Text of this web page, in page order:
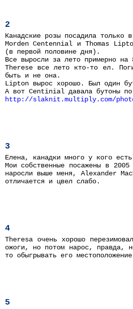
2
Канадские розы посадила только
Morden Centennial и Thomas
(в первой половине дня).
Все выросли за лето примерно на
Therese все лето кто-то ел.
быть и не она.
Lipton вырос хорошо. Был один
А вот Centinial давала бутоны по
http://slaknit.multiply.com/
3
Елена, канадки много у кого
Мои собственные посажены в
наросли выше меня, Alexander
отличается и цвел слабо.
4
Theresa очень хорошо
ожоги, но потом нарос, правда,
то обыгрывать его
5